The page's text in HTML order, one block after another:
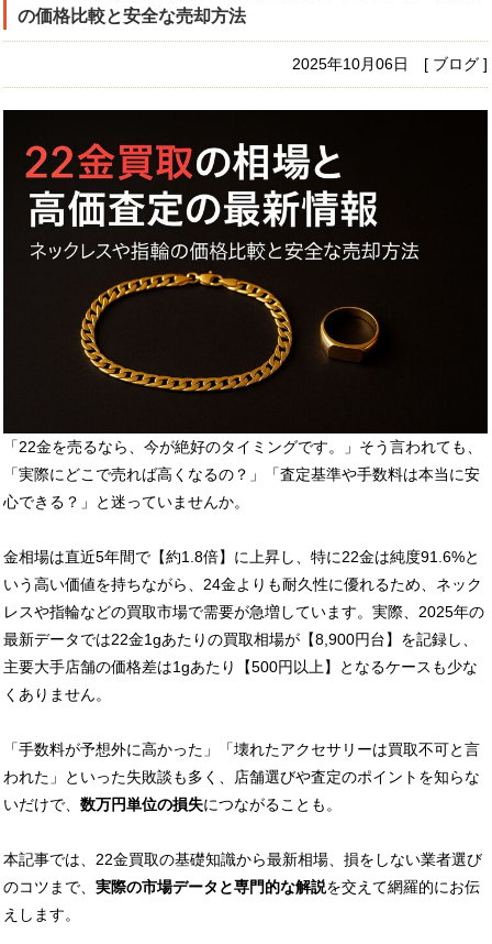
の価格比較と安全な売却方法
2025年10月06日 [ ブログ ]
「22金を売るなら、今が絶好のタイミングです。」そう言われても、
「実際にどこで売れば高くなるの？」「査定基準や手数料は本当に安
心できる？」と迷っていませんか。
金相場は直近5年間で【約1.8倍】に上昇し、特に22金は純度91.6%と
いう高い価値を持ちながら、24金よりも耐久性に優れるため、ネック
レスや指輪などの買取市場で需要が急増しています。実際、2025年の
最新データでは22金1gあたりの買取相場が【8,900円台】を記録し、
主要大手店舗の価格差は1gあたり【500円以上】となるケースも少な
くありません。
「手数料が予想外に高かった」「壊れたアクセサリーは買取不可と言
われた」といった失敗談も多く、店舗選びや査定のポイントを知らな
いだけで、 数万円単位の損失につながることも。
本記事では、22金買取の基礎知識から最新相場、損をしない業者選び
のコツまで、 実際の市場データと専門的な解説を交えて網羅的にお伝
えします。